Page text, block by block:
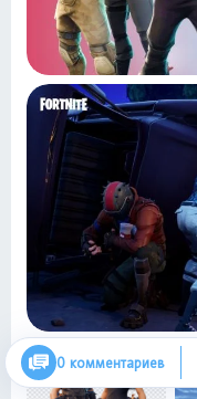
0 комментариев